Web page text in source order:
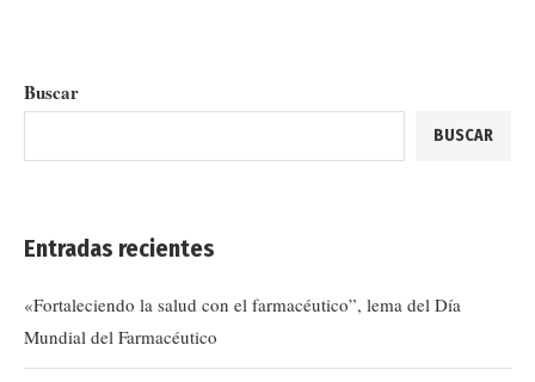
Buscar
BUSCAR
Entradas recientes
«Fortaleciendo la salud con el farmacéutico”, lema del Día
Mundial del Farmacéutico